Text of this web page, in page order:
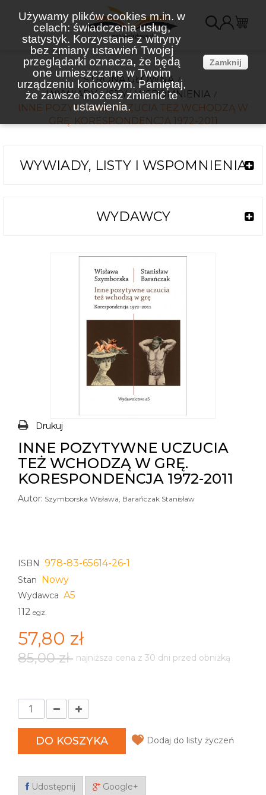
Używamy plików cookies m.in. w
celach: świadczenia usług,
statystyk. Korzystanie z witryny
bez zmiany ustawień Twojej
przeglądarki oznacza, że będą
one umieszczane w Twoim
urządzeniu końcowym. Pamiętaj,
że zawsze możesz zmienić te
ustawienia.
Zamknij
STRONA GŁÓWNA
WYWIADY, LISTY I WSPOMNIENIA
INNE POZYTYWNE UCZUCIA TEŻ WCHODZĄ W
GRĘ. KORESPONDENCJA 1972-2011
WYWIADY, LISTY I WSPOMNIENIA
WYDAWCY
Drukuj
INNE POZYTYWNE UCZUCIA
TEŻ WCHODZĄ W GRĘ.
KORESPONDENCJA 1972-2011
Autor: Szymborska Wisława, Barańczak Stanisław
ISBN 978-83-65614-26-1
Stan Nowy
Wydawca A5
112 egz.
57,80 zł
85,00 zł najniższa cena z 30 dni przed obniżką
DO KOSZYKA Dodaj do listy życzeń
Udostępnij Google+